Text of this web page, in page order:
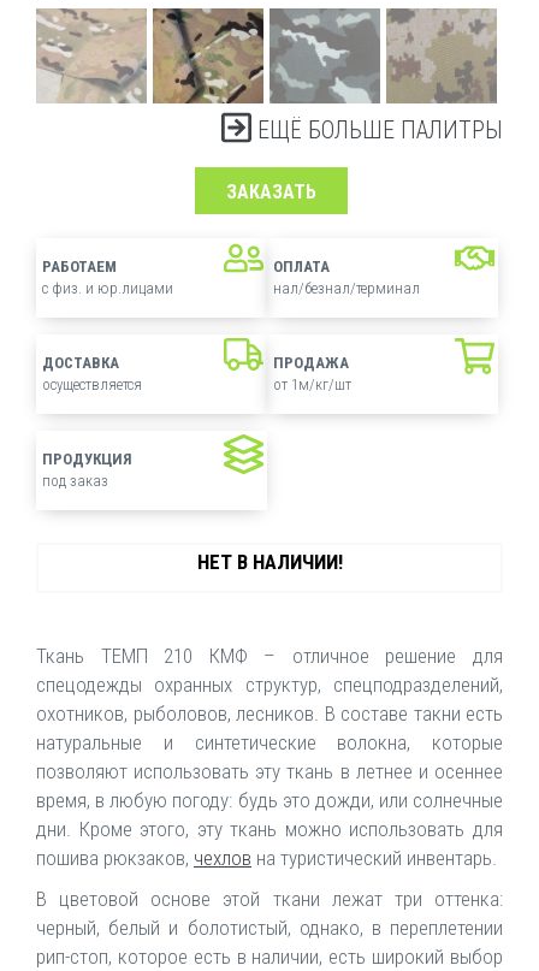
ЕЩЁ БОЛЬШЕ ПАЛИТРЫ
ЗАКАЗАТЬ
РАБОТАЕМ
с физ. и юр.лицами
ОПЛАТА
нал/безнал/терминал
ДОСТАВКА
осуществляется
ПРОДАЖА
от 1м/кг/шт
ПРОДУКЦИЯ
под заказ
НЕТ В НАЛИЧИИ!
Ткань ТЕМП 210 КМФ – отличное решение для
спецодежды охранных структур, спецподразделений,
охотников, рыболовов, лесников. В составе такни есть
натуральные и синтетические волокна, которые
позволяют использовать эту ткань в летнее и осеннее
время, в любую погоду: будь это дожди, или солнечные
дни. Кроме этого, эту ткань можно использовать для
пошива рюкзаков, чехлов на туристический инвентарь.
В цветовой основе этой ткани лежат три оттенка:
черный, белый и болотистый, однако, в переплетении
рип-стоп, которое есть в наличии, есть широкий выбор